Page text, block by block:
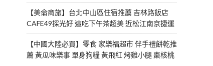
【美侖商旅】台北中山區住宿推薦 吉林路飯店
CAFE49採光好 這吃下午茶超美 近松江南京捷運
【中國大陸必買】零食 家樂福超市 伴手禮餅乾推
薦 黃瓜味樂事 單身狗糧 黃飛紅 烤雞小腿 棗核桃